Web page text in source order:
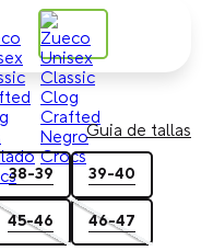
Guia de tallas
38-39 39-40
45-46 46-47